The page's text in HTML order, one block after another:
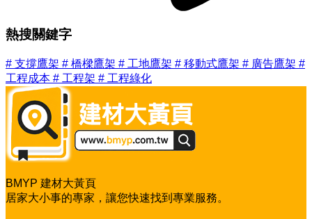
熱搜關鍵字
# 支撐鷹架 # 橋樑鷹架 # 工地鷹架 # 移動式鷹架 # 廣告鷹架 #
工程成本 # 工程架 # 工程綠化
BMYP 建材大黃頁
居家大小事的專家，讓您快速找到專業服務。